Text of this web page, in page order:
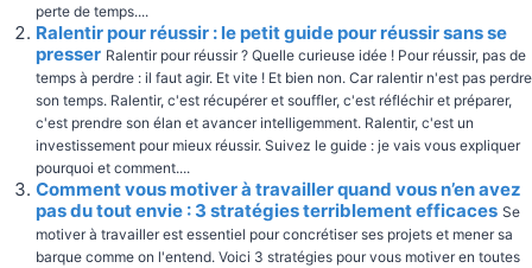
perte de temps....
Ralentir pour réussir : le petit guide pour réussir sans se
presser Ralentir pour réussir ? Quelle curieuse idée ! Pour réussir, pas de
temps à perdre : il faut agir. Et vite ! Et bien non. Car ralentir n'est pas perdre
son temps. Ralentir, c'est récupérer et souffler, c'est réfléchir et préparer,
c'est prendre son élan et avancer intelligemment. Ralentir, c'est un
investissement pour mieux réussir. Suivez le guide : je vais vous expliquer
pourquoi et comment....
Comment vous motiver à travailler quand vous n’en avez
pas du tout envie : 3 stratégies terriblement efficaces Se
motiver à travailler est essentiel pour concrétiser ses projets et mener sa
barque comme on l'entend. Voici 3 stratégies pour vous motiver en toutes